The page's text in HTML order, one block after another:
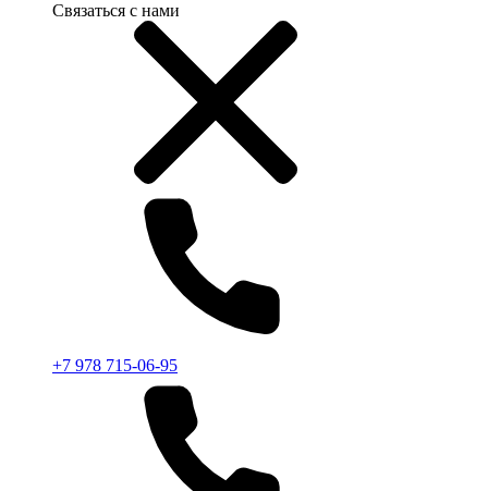
Связаться с нами
+7 978 715-06-95